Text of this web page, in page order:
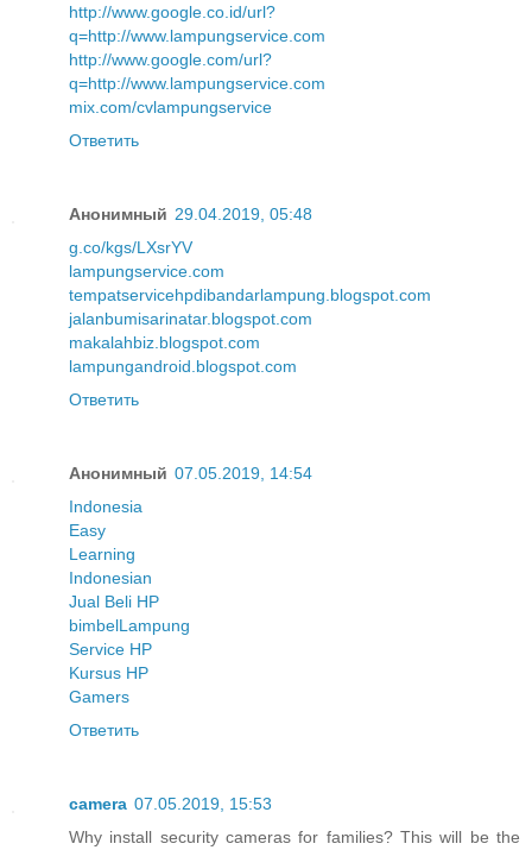
http://www.google.co.id/url?
q=http://www.lampungservice.com
http://www.google.com/url?
q=http://www.lampungservice.com
mix.com/cvlampungservice
Ответить
Анонимный 29.04.2019, 05:48
g.co/kgs/LXsrYV
lampungservice.com
tempatservicehpdibandarlampung.blogspot.com
jalanbumisarinatar.blogspot.com
makalahbiz.blogspot.com
lampungandroid.blogspot.com
Ответить
Анонимный 07.05.2019, 14:54
Indonesia
Easy
Learning
Indonesian
Jual Beli HP
bimbelLampung
Service HP
Kursus HP
Gamers
Ответить
camera 07.05.2019, 15:53
Why install security cameras for families? This will be the